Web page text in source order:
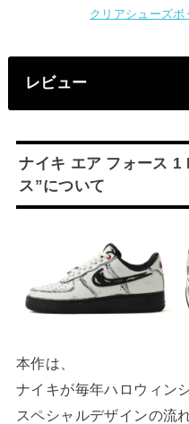
クリアシューズボ
レビュー
ナイキ エア フォース 1
ス”について
本作は、
ナイキが毎年ハロウィン
スペシャルデザインの流